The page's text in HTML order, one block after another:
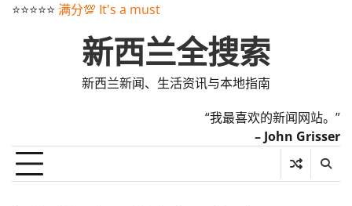
⭐️⭐️⭐️⭐️⭐️ 满分💯 It's a must
新西兰全搜索
新西兰新闻、生活资讯与本地指南
“我最喜欢的新闻网站。”
– John Grisser